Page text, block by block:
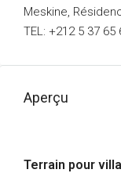
Meskine,
TEL: +212 5 37 65
Aperçu
Terrain pour villa